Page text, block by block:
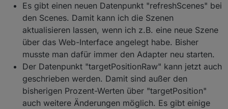
Es gibt einen neuen Datenpunkt "refreshScenes" bei
den Scenes. Damit kann ich die Szenen
aktualisieren lassen, wenn ich z.B. eine neue Szene
über das Web-Interface angelegt habe. Bisher
musste man dafür immer den Adapter neu starten.
Der Datenpunkt "targetPositionRaw" kann jetzt auch
geschrieben werden. Damit sind außer den
bisherigen Prozent-Werten über "targetPosition"
auch weitere Änderungen möglich. Es gibt einige